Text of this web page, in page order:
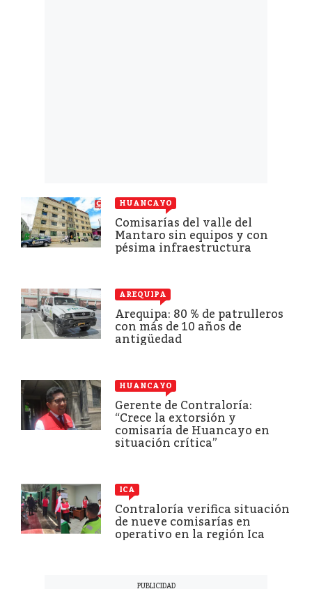
HUANCAYO
Comisarías del valle del
Mantaro sin equipos y con
pésima infraestructura
AREQUIPA
Arequipa: 80 % de patrulleros
con más de 10 años de
antigüedad
HUANCAYO
Gerente de Contraloría:
“Crece la extorsión y
comisaría de Huancayo en
situación crítica”
ICA
Contraloría verifica situación
de nueve comisarías en
operativo en la región Ica